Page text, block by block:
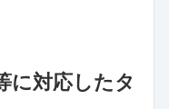
対応したタ